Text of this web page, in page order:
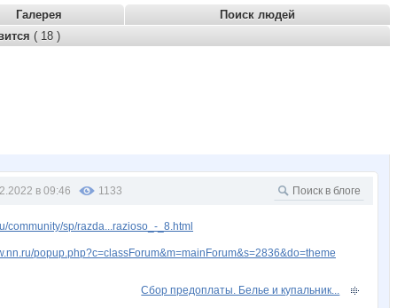
Галерея
Поиск людей
( 18 )
в 09:46 1133
community/sp/razda...razioso_-_8.html
popup.php?c=classForum&m=mainForum&s=2836&do=theme
Сбор предоплаты. Белье и купальник...